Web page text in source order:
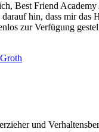
Best Friend Academy
hin, dass mir das
zur Verfügung
und